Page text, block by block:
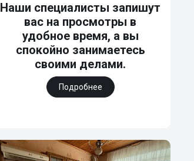
Наши специалисты запишут
вас на просмотры в
удобное время, а вы
спокойно занимаетесь
своими делами.
Подробнее